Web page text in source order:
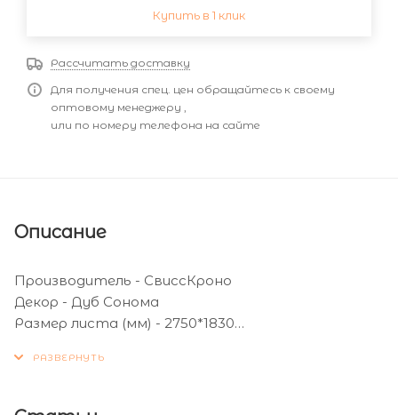
Купить в 1 клик
Рассчитать доставку
Для получения спец. цен обращайтесь к своему
оптовому менеджеру ,
или по номеру телефона на сайте
Описание
Производитель - СвиссКроно
Декор - Дуб Сонома
Размер листа (мм) - 2750*1830